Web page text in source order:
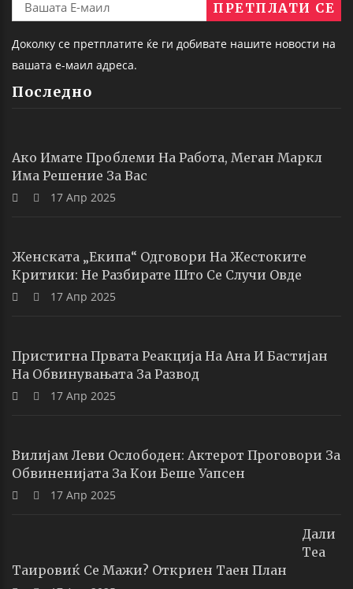
Доколку се претплатите ќе ги добивате нашите новости на
вашата е-маил адреса.
Последно
Ако Имате Проблеми На Работа, Меган Маркл
Има Решение За Вас
17 Апр 2025
Женската „екипа“ Одговори На Жестоките
Критики: Не Разбирате Што Се Случи Овде
17 Апр 2025
Пристигна Првата Реакција На Ана И Бастијан
На Обвинувањата За Развод
17 Апр 2025
Вилијам Леви Ослободен: Актерот Проговори За
Обвиненијата За Кои Беше Уапсен
17 Апр 2025
Дали
Теа
Таировиќ Се Мажи? Откриен Таен План